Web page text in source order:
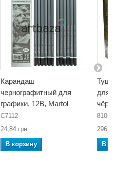
Карандаш
чернографитный для
графики, 12B, Martol
C7112
24,84 грн
В корзину
Тушь
для
В